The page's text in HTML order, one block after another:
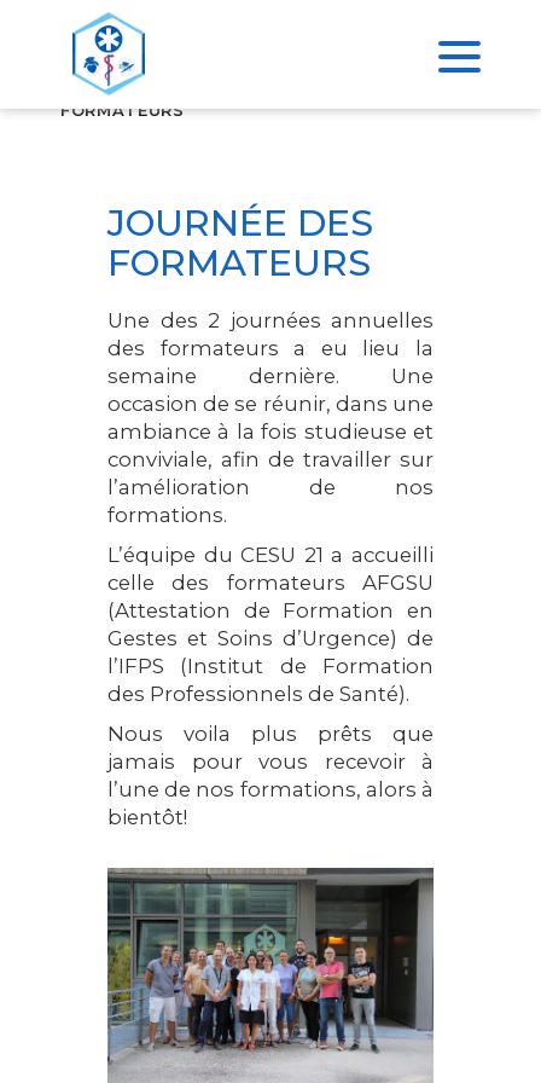
ACCUEIL
FORMATEURS
JOURNÉE DES
FORMATEURS
Une des 2 journées annuelles
des formateurs a eu lieu la
semaine dernière. Une
occasion de se réunir, dans une
ambiance à la fois studieuse et
conviviale, afin de travailler sur
l’amélioration de nos
formations.
L’équipe du CESU 21 a accueilli
celle des formateurs AFGSU
(Attestation de Formation en
Gestes et Soins d’Urgence) de
l’IFPS (Institut de Formation
des Professionnels de Santé).
Nous voila plus prêts que
jamais pour vous recevoir à
l’une de nos formations, alors à
bientôt!